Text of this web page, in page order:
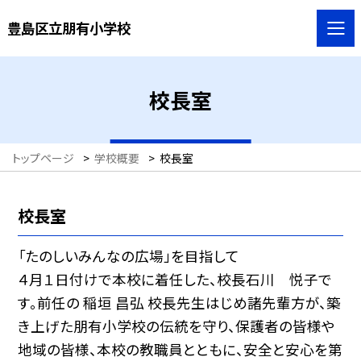
豊島区立朋有小学校
校長室
トップページ > 学校概要 > 校長室
校長室
「たのしいみんなの広場」を目指して
４月１日付けで本校に着任した、校長石川 悦子で
す。前任の 稲垣 昌弘 校長先生はじめ諸先輩方が、築
き上げた朋有小学校の伝統を守り、保護者の皆様や
地域の皆様、本校の教職員とともに、安全と安心を第